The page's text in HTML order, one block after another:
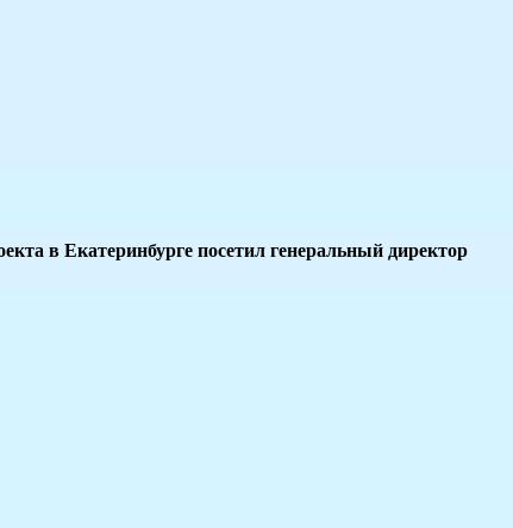
в Екатеринбурге посетил генеральный директор